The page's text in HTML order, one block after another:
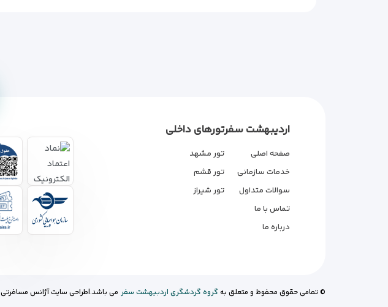
اردیبهشت سفر
صفحه اصلی
خدمات سازمانی
سوالات متداول
تماس با ما
درباره ما
تورهای داخلی
تور مشهد
تور قشم
تور شیراز
© تمامی حقوق محفوظ و متعلق به گروه گردشگری اردبیهشت سفر می باشد.|طراحی سایت آژانس مسافرتی